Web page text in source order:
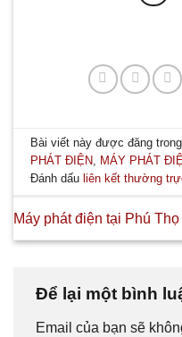
Bài viết này được đăng trong
PHÁT ĐIỆN
MÁY PHÁT
Đánh dấu liên kết thường
Máy phát điện tại Phú Thọ
Để lại một bình
Email của bạn sẽ